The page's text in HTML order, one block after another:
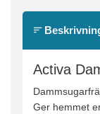
Activa
Ger hemmet